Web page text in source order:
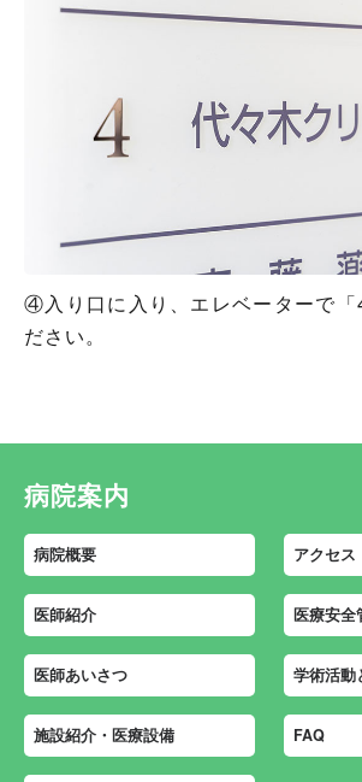
④入り口に入り、エレベーターで「
ださい。
病院案内
病院概要 アクセス
医師紹介 医療安全
医師あいさつ 学術活動
施設紹介・医療設備 FAQ